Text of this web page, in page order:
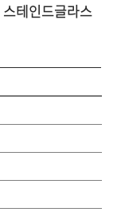
스테인드글라스